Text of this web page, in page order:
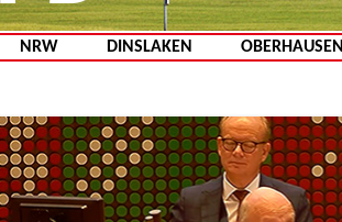
NRW DINSLAKEN OBERHAUSEN